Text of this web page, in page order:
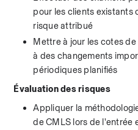
pour les clients existants
risque attribué
Mettre à jour les cotes
à des changements
périodiques planifiés
Évaluation des risques
Appliquer la
de CMLS lors de l'entrée